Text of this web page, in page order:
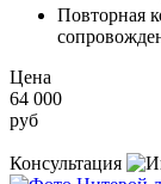
Повторная
Цена
64 000
руб
Консультация